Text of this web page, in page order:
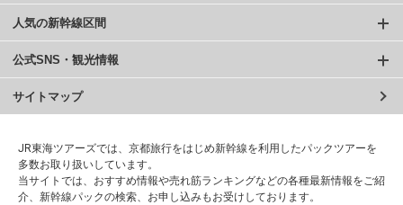
人気の新幹線区間
公式SNS・観光情報
サイトマップ
JR東海ツアーズでは、京都旅行をはじめ新幹線を利用したパックツアーを
多数お取り扱いしています。
当サイトでは、おすすめ情報や売れ筋ランキングなどの各種最新情報をご紹
介、新幹線パックの検索、お申し込みもお受けしております。